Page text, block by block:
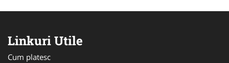
Linkuri Utile
Cum platesc